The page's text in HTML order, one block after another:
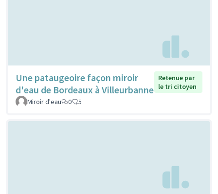
Une pataugeoire façon miroir
d'eau de Bordeaux à Villeurbanne
Retenue par
le tri citoyen
Miroir d'eau
0 5